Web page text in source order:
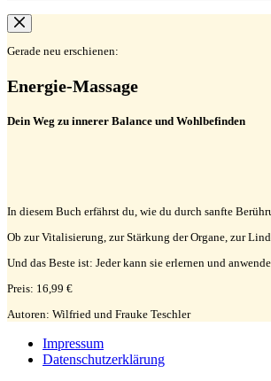
Gerade neu erschienen:
Energie-Massage
Dein Weg zu innerer Balance und Wohlbefinden
In diesem Buch erfährst du, wie du durch sanfte
Ob zur Vitalisierung, zur Stärkung der Organe, zur
Und das Beste ist: Jeder kann sie erlernen und
Preis: 16,99 €
Autoren: Wilfried und Frauke Teschler
Impressum
Datenschutzerklärung